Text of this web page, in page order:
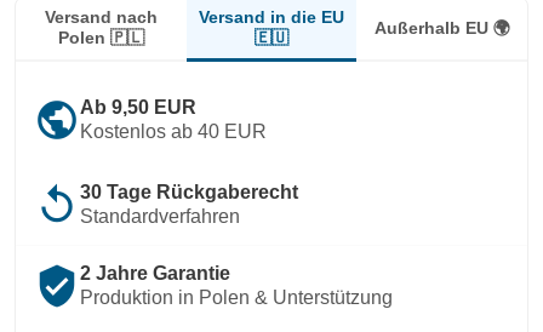
Versand nach
Polen 🇵🇱
Versand in die EU
🇪🇺
Außerhalb EU 🌍
public Ab 9,50 EUR
Kostenlos ab 40 EUR
replay 30 Tage Rückgaberecht
Standardverfahren
verified_user 2 Jahre Garantie
Produktion in Polen & Unterstützung